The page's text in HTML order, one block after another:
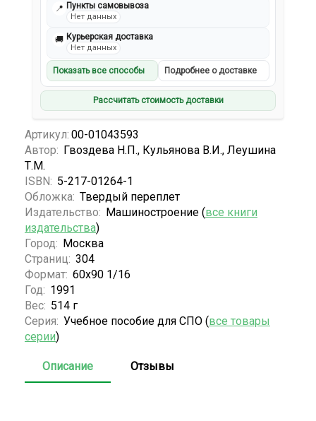
📍 Пункты самовывоза
Нет данных
🚚 Курьерская доставка
Нет данных
Показать все способы Подробнее о доставке
Рассчитать стоимость доставки
Артикул: 00-01043593
Автор: Гвоздева Н.П., Кульянова В.И., Леушина
Т.М.
ISBN: 5-217-01264-1
Обложка: Твердый переплет
Издательство: Машиностроение (все книги
издательства)
Город: Москва
Страниц: 304
Формат: 60х90 1/16
Год: 1991
Вес: 514 г
Серия: Учебное пособие для СПО (все товары
серии)
Описание Отзывы